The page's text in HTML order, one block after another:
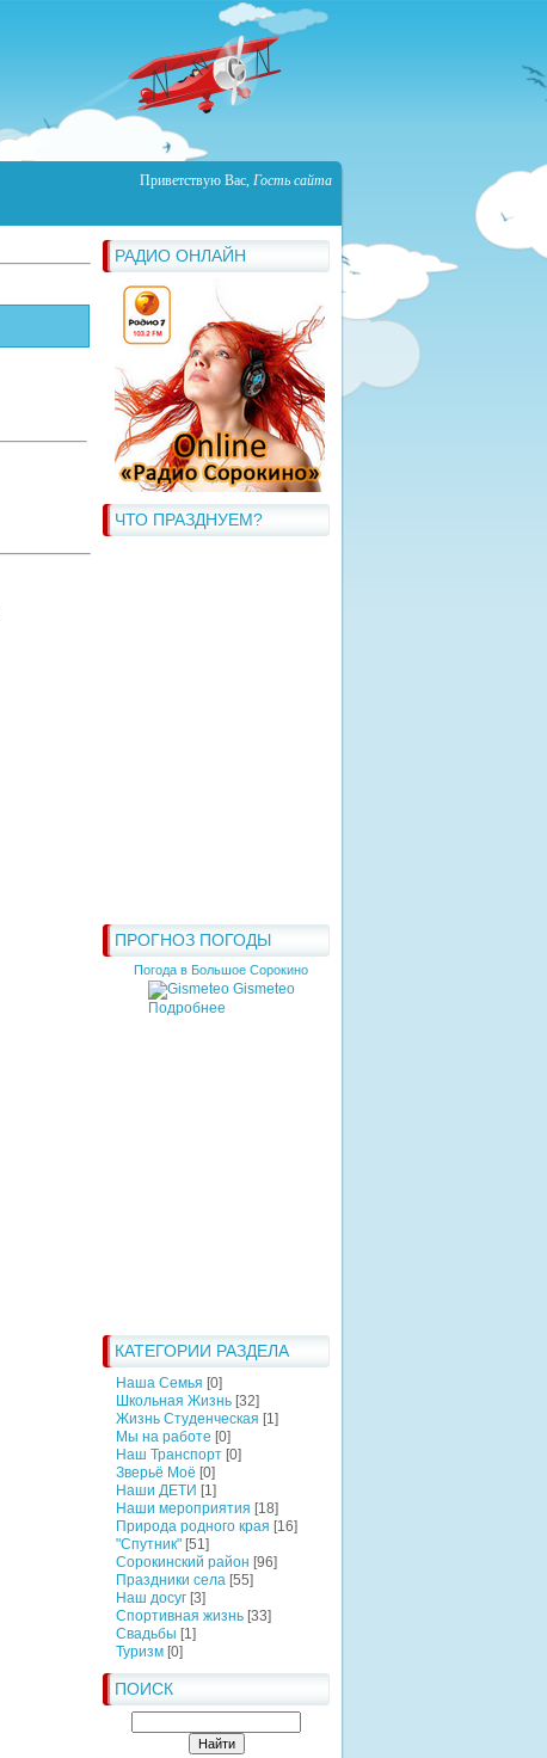
Приветствую Вас, Гость сайта
РАДИО ОНЛАЙН
ЧТО ПРАЗДНУЕМ?
ПРОГНОЗ ПОГОДЫ
Погода в Большое Сорокино
Gismeteo
Подробнее
КАТЕГОРИИ РАЗДЕЛА
Наша Семья [0]
Школьная Жизнь [32]
Жизнь Студенческая [1]
Мы на работе [0]
Наш Транспорт [0]
Зверьё Моё [0]
Наши ДЕТИ [1]
Наши мероприятия [18]
Природа родного края [16]
"Спутник" [51]
Сорокинский район [96]
Праздники села [55]
Наш досуг [3]
Спортивная жизнь [33]
Свадьбы [1]
Туризм [0]
ПОИСК